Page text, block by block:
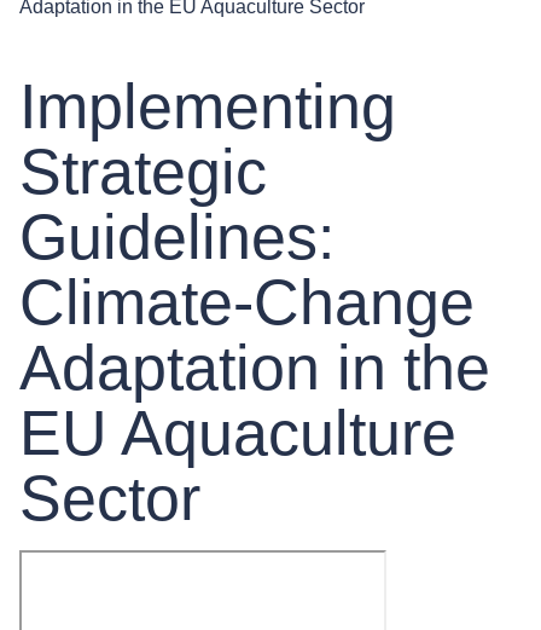
Adaptation in the EU Aquaculture Sector
Implementing
Strategic
Guidelines:
Climate-Change
Adaptation in the
EU Aquaculture
Sector